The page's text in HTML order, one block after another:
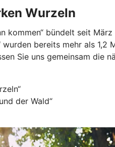
Wurzeln
kommen“ bündelt seit
wurden bereits mehr als
Sie uns gemeinsam die
der Wald“